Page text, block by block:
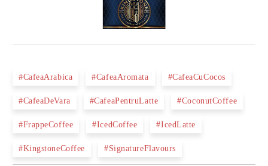
#CafeaArabica #CafeaAromata #CafeaCuCocos
#CafeaDeVara #CafeaPentruLatte #CoconutCoffee
#FrappeCoffee #IcedCoffee #IcedLatte
#KingstoneCoffee #SignatureFlavours